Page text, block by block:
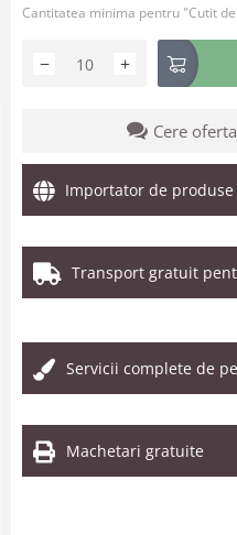
Cantitatea minima pentru "Cutit
+
−
Cere
Importator de
Transport gratuit
Servicii complete de
Machetari gratuite